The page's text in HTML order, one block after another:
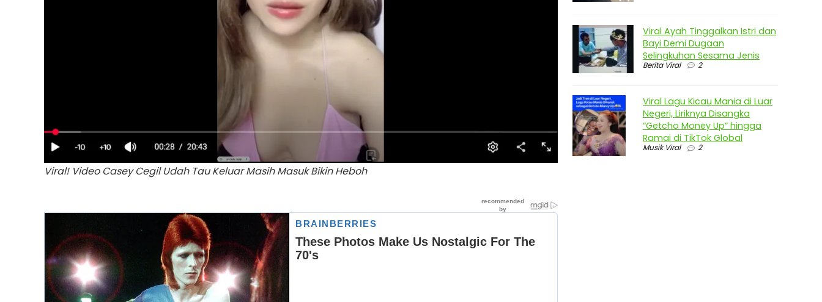
Viral! Video Casey Cegil Udah Tau Keluar Masih Masuk Bikin Heboh
Viral Ayah Tinggalkan Istri dan
Bayi Demi Dugaan
Selingkuhan Sesama Jenis
Berita Viral 2
Viral Lagu Kicau Mania di Luar
Negeri, Liriknya Disangka
“Getcho Money Up” hingga
Ramai di TikTok Global
Musik Viral 2